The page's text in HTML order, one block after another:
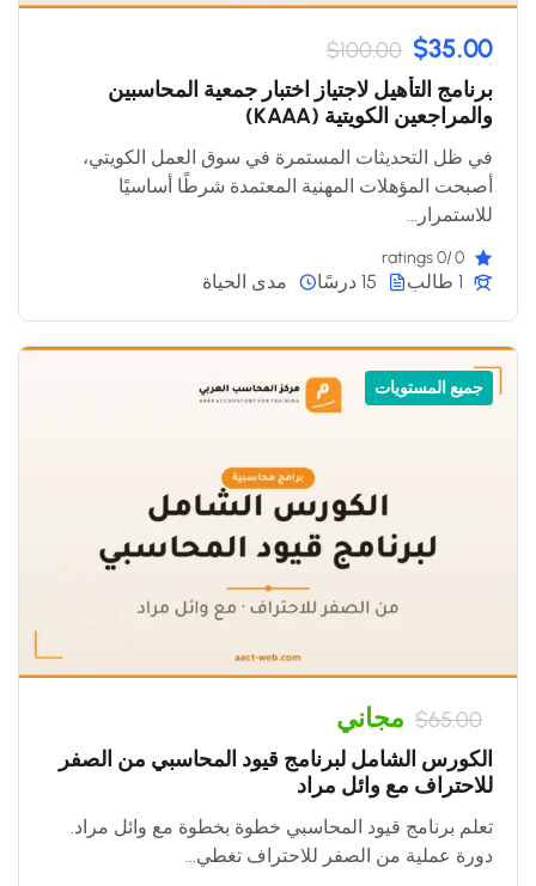
$100.00 $35.00
برنامج التأهيل لاجتياز اختبار جمعية المحاسبين
والمراجعين الكويتية (KAAA)
في ظل التحديثات المستمرة في سوق العمل الكويتي،
أصبحت المؤهلات المهنية المعتمدة شرطًا أساسيًا
للاستمرار...
0
/0 ratings
1 طالب 15 درسًا مدى الحياة
جميع المستويات
$65.00 مجاني
الكورس الشامل لبرنامج قيود المحاسبي من الصفر
للاحتراف مع وائل مراد
تعلم برنامج قيود المحاسبي خطوة بخطوة مع وائل مراد.
دورة عملية من الصفر للاحتراف تغطي...